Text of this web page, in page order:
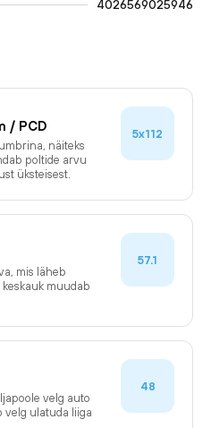
4026569025946
/ PCD
näiteks
poltide arvu
üksteisest.
5x112
mis läheb
muudab
57.1
velg auto
velg ulatuda liiga
48